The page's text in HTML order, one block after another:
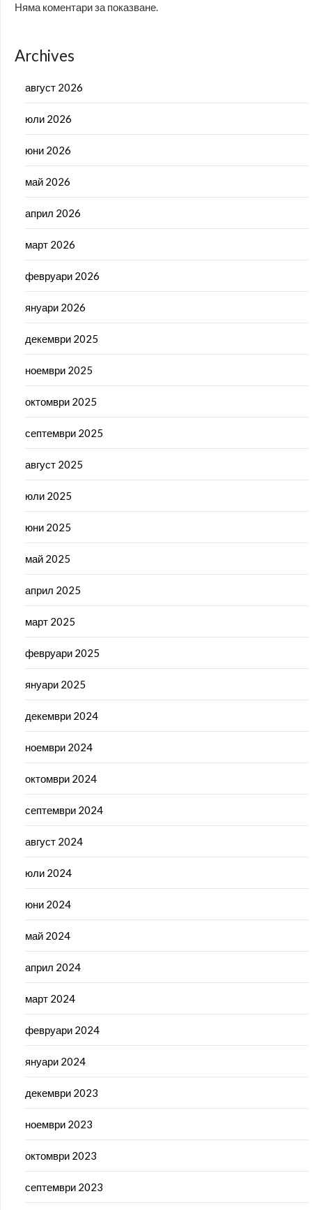
Няма коментари за показване.
Archives
август 2026
юли 2026
юни 2026
май 2026
април 2026
март 2026
февруари 2026
януари 2026
декември 2025
ноември 2025
октомври 2025
септември 2025
август 2025
юли 2025
юни 2025
май 2025
април 2025
март 2025
февруари 2025
януари 2025
декември 2024
ноември 2024
октомври 2024
септември 2024
август 2024
юли 2024
юни 2024
май 2024
април 2024
март 2024
февруари 2024
януари 2024
декември 2023
ноември 2023
октомври 2023
септември 2023